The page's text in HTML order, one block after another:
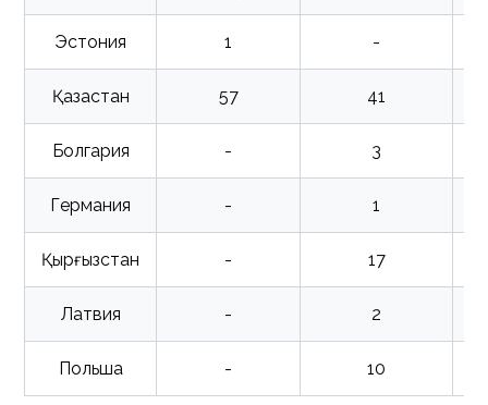
Эстония 1 -
Қазақстан 57 41
Болгария - 3
Германия - 1
Қырғызстан - 17
Латвия - 2
Польша - 10